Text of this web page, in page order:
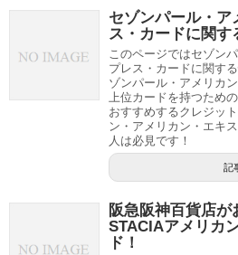
セゾンパール・ア
ス・カードに関す
このページではセゾン
プレス・カードに関す
ゾンパール・アメリカ
上位カードを持つため
おすすめするクレジッ
ン・アメリカン・エキ
人は必見です！
記
阪急阪神百貨店
STACIAアメリカ
ド！